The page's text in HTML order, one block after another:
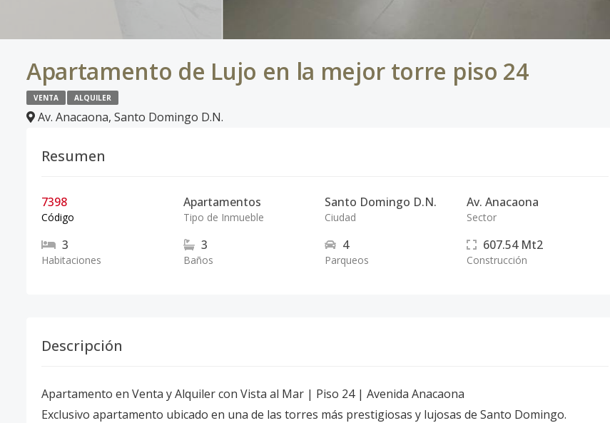
Apartamento de Lujo en la mejor torre piso 24
VENTA ALQUILER
Av. Anacaona, Santo Domingo D.N.
Resumen
7398
Código
Apartamentos
Tipo de Inmueble
Santo Domingo D.N.
Ciudad
Av. Anacaona
Sector
3
Habitaciones
3
Baños
4
Parqueos
607.54 Mt2
Construcción
Descripción
Apartamento en Venta y Alquiler con Vista al Mar | Piso 24 | Avenida Anacaona
Exclusivo apartamento ubicado en una de las torres más prestigiosas y lujosas de Santo Domingo.